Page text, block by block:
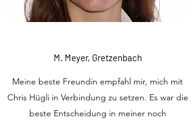
M. Meyer, Gretzenbach
Meine beste Freundin empfahl mir, mich mit
Chris Hügli in Verbindung zu setzen. Es war die
beste Entscheidung in meiner noch